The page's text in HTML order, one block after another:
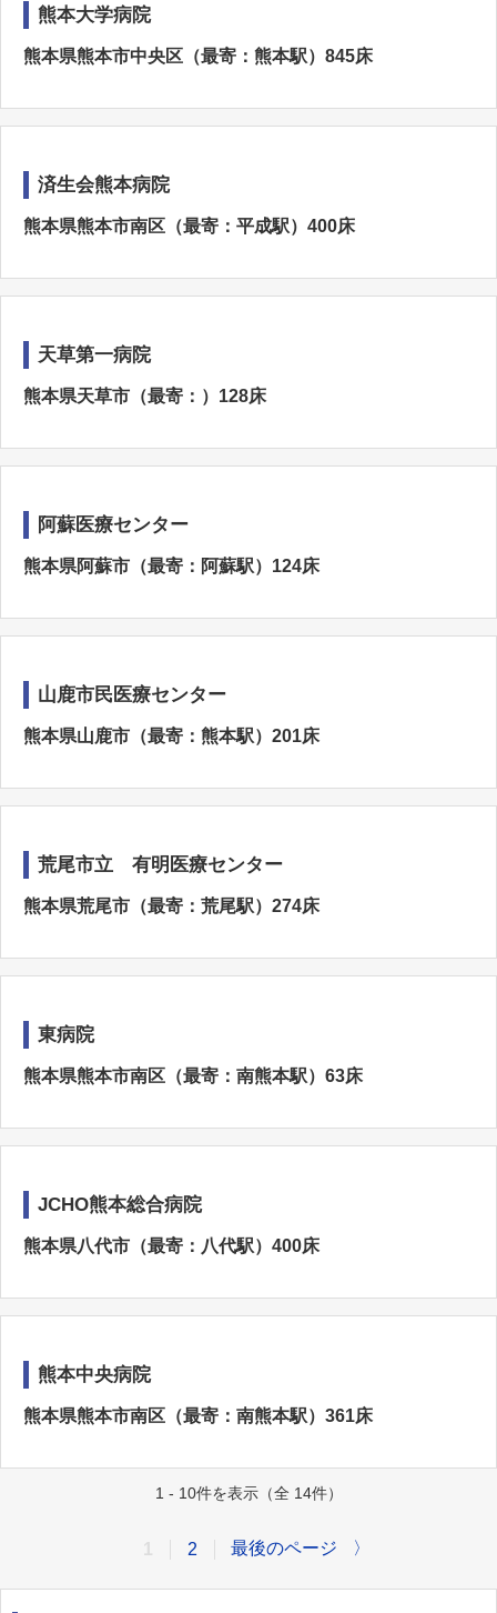
熊本大学病院
熊本県熊本市中央区（最寄：熊本駅）845床
済生会熊本病院
熊本県熊本市南区（最寄：平成駅）400床
天草第一病院
熊本県天草市（最寄：）128床
阿蘇医療センター
熊本県阿蘇市（最寄：阿蘇駅）124床
山鹿市民医療センター
熊本県山鹿市（最寄：熊本駅）201床
荒尾市立 有明医療センター
熊本県荒尾市（最寄：荒尾駅）274床
東病院
熊本県熊本市南区（最寄：南熊本駅）63床
JCHO熊本総合病院
熊本県八代市（最寄：八代駅）400床
熊本中央病院
熊本県熊本市南区（最寄：南熊本駅）361床
1 - 10件を表示（全 14件）
2 最後のページ 〉